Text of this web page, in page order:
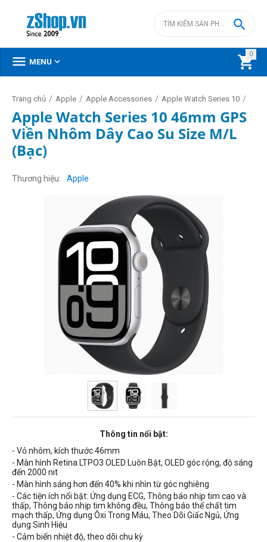
0


 MENU 
Trang chủ / Apple / Apple Accessories / Apple Watch Series 10 /
Apple Watch Series 10 46mm GPS
Viền Nhôm Dây Cao Su Size M/L
(Bạc)
Thương hiệu Apple
Thông tin nổi bật:
- Vỏ nhôm, kích thước 46mm
- Màn hình Retina LTPO3 OLED Luôn Bật, OLED góc rộng, độ sáng
đến 2000 nit
- Màn hình sáng hơn đến 40% khi nhìn từ góc nghiêng
- Các tiện ích nổi bật: Ứng dụng ECG, Thông báo nhịp tim cao và
thấp, Thông báo nhịp tim không đều, Thông báo thể chất tim
mạch thấp, Ứng dụng Ôxi Trong Máu, Theo Dõi Giấc Ngủ, Ứng
dụng Sinh Hiệu
- Cảm biến nhiệt độ, theo dõi chu kỳ